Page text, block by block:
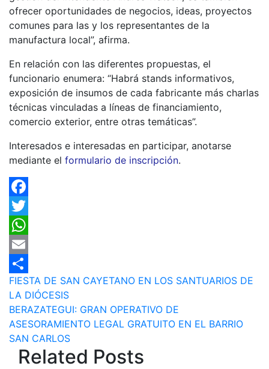
ofrecer oportunidades de negocios, ideas, proyectos
comunes para las y los representantes de la
manufactura local”, afirma.
En relación con las diferentes propuestas, el
funcionario enumera: “Habrá stands informativos,
exposición de insumos de cada fabricante más charlas
técnicas vinculadas a líneas de financiamiento,
comercio exterior, entre otras temáticas”.
Interesados e interesadas en participar, anotarse
mediante el formulario de inscripción.
Facebook
Twitter
WhatsApp
Email
Compartir
Navegación
de
entradas
FIESTA DE SAN CAYETANO EN LOS SANTUARIOS DE
LA DIÓCESIS
BERAZATEGUI: GRAN OPERATIVO DE
ASESORAMIENTO LEGAL GRATUITO EN EL BARRIO
SAN CARLOS
Related Posts